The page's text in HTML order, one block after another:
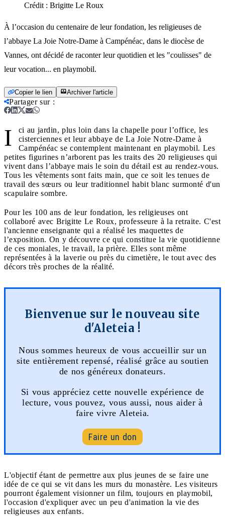
Crédit : Brigitte Le Roux
À l’occasion du centenaire de leur fondation, les religieuses de
l’abbaye La Joie Notre-Dame à Campénéac, dans le diocèse de
Vannes, ont décidé de raconter leur quotidien et les "coulisses" de
leur vocation... en playmobil.
Copier le lien Archiver l'article
Partager sur:
I
ci au jardin, plus loin dans la chapelle pour l’office, les
cisterciennes et leur abbaye de La Joie Notre-Dame à
Campénéac se contemplent maintenant en playmobil. Les
petites figurines n’arborent pas les traits des 20 religieuses qui
vivent dans l’abbaye mais le soin du détail est au rendez-vous.
Tous les vêtements sont faits main, que ce soit les tenues de
travail des sœurs ou leur traditionnel habit blanc surmonté d'un
scapulaire sombre.
Pour les 100 ans de leur fondation, les religieuses ont
collaboré avec Brigitte Le Roux, professeure à la retraite. C'est
l'ancienne enseignante qui a réalisé les maquettes de
l’exposition. On y découvre ce qui constitue la vie quotidienne
de ces moniales, le travail, la prière. Elles sont même
représentées à la laverie ou près du cimetière, le tout avec des
décors très proches de la réalité.
Bienvenue sur le nouveau site
d'Aleteia !
Nous sommes heureux de vous accueillir sur un
site entièrement repensé, réalisé grâce au soutien
de nos généreux donateurs.
Si vous appréciez cette nouvelle expérience de
lecture, vous pouvez, vous aussi, nous aider à
faire vivre Aleteia.
Faire un don
L'objectif étant de permettre aux plus jeunes de se faire une
idée de ce qui se vit dans les murs du monastère. Les visiteurs
pourront également visionner un film, toujours en playmobil,
l'occasion d'expliquer avec un peu d'animation la vie des
religieuses aux enfants.